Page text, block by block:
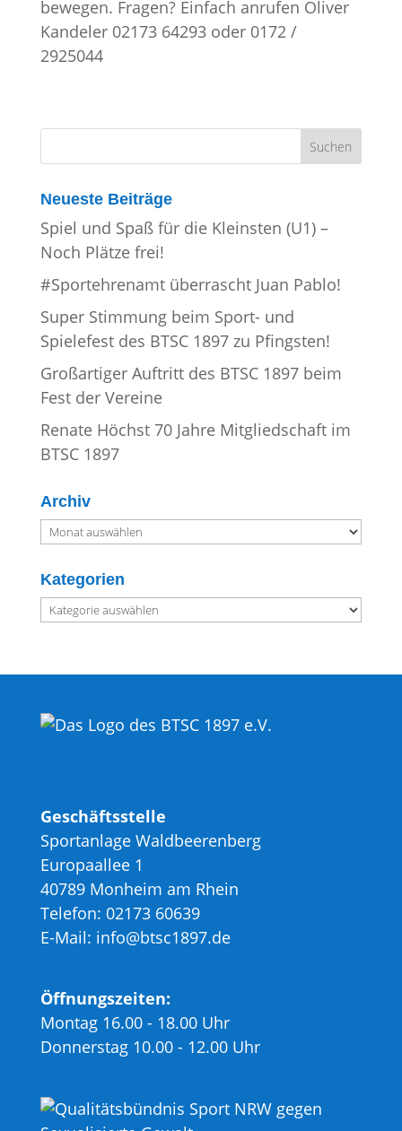
bewegen. Fragen? Einfach anrufen Oliver
Kandeler 02173 64293 oder 0172 /
2925044
Neueste Beiträge
Spiel und Spaß für die Kleinsten (U1) –
Noch Plätze frei!
#Sportehrenamt überrascht Juan Pablo!
Super Stimmung beim Sport- und
Spielefest des BTSC 1897 zu Pfingsten!
Großartiger Auftritt des BTSC 1897 beim
Fest der Vereine
Renate Höchst 70 Jahre Mitgliedschaft im
BTSC 1897
Archiv
Archiv
Kategorien
Kategorien
Geschäftsstelle
Sportanlage Waldbeerenberg
Europaallee 1
40789 Monheim am Rhein
Telefon: 02173 60639
E-Mail: info@btsc1897.de
Öffnungszeiten:
Montag 16.00 - 18.00 Uhr
Donnerstag 10.00 - 12.00 Uhr